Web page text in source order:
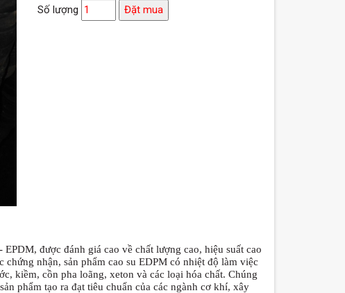
Số lượng Đặt mua
được đánh giá cao về chất lượng cao, hiệu suất cao
nhận, sản phẩm cao su EDPM có nhiệt độ làm việc
kiềm, cồn pha loãng, xeton và các loại hóa chất.Chúng
phẩm tạo ra đạt tiêu chuẩn của các ngành cơ khí, xây